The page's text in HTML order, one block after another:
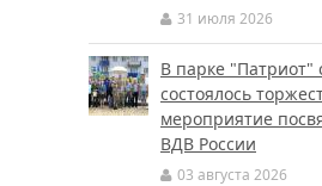
31 июля 2026
В парке "Патриот"
состоялось
мероприятие
ВДВ России
03 августа 2026